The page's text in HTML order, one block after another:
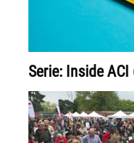
Serie: Inside